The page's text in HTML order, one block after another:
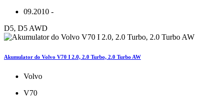
09.2010 -
D5, D5 AWD
Akumulator do Volvo V70 I 2.0, 2.0 Turbo, 2.0 Turbo AW
Volvo
V70